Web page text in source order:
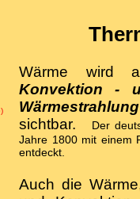
Wärme wird
Konvektion -
Wärmestrahlung
sichtbar.
Der
Jahre 1800 mit einem
entdeckt.
Auch die